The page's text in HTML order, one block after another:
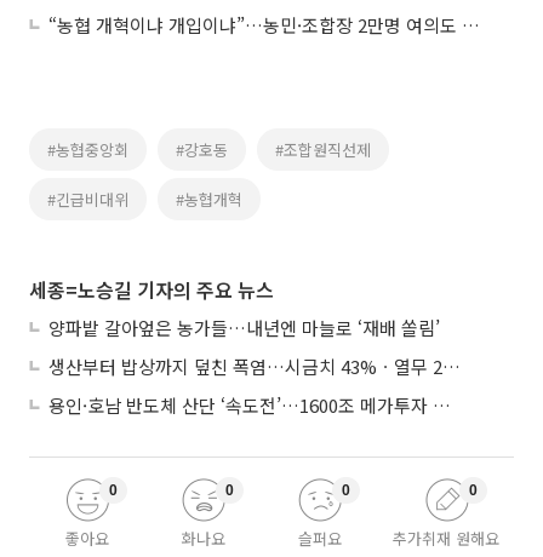
“농협 개혁이냐 개입이냐”…농민·조합장 2만명 여의도 집결
#농협중앙회 #강호동 #조합원직선제
#긴급비대위 #농협개혁
세종=노승길 기자의 주요 뉴스
양파밭 갈아엎은 농가들…내년엔 마늘로 ‘재배 쏠림’
생산부터 밥상까지 덮친 폭염…시금치 43%ㆍ열무 28% 급등
용인·호남 반도체 산단 ‘속도전’…1600조 메가투자 이행 총력
좋아요
0
화나요
0
슬퍼요
0
추가취재 원해요
0